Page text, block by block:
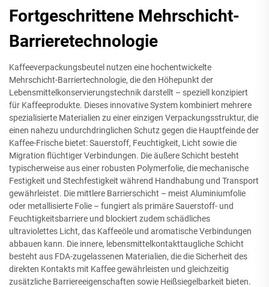
Fortgeschrittene Mehrschicht-
Barrieretechnologie
Kaffeeverpackungsbeutel nutzen eine hochentwickelte
Mehrschicht-Barriertechnologie, die den Höhepunkt der
Lebensmittelkonservierungstechnik darstellt – speziell konzipiert
für Kaffeeprodukte. Dieses innovative System kombiniert mehrere
spezialisierte Materialien zu einer einzigen Verpackungsstruktur, die
einen nahezu undurchdringlichen Schutz gegen die Hauptfeinde der
Kaffee-Frische bietet: Sauerstoff, Feuchtigkeit, Licht sowie die
Migration flüchtiger Verbindungen. Die äußere Schicht besteht
typischerweise aus einer robusten Polymerfolie, die mechanische
Festigkeit und Stechfestigkeit während Handhabung und Transport
gewährleistet. Die mittlere Barrierschicht – meist Aluminiumfolie
oder metallisierte Folie – fungiert als primäre Sauerstoff- und
Feuchtigkeitsbarriere und blockiert zudem schädliches
ultraviolettes Licht, das Kaffeeöle und aromatische Verbindungen
abbauen kann. Die innere, lebensmittelkontakttaugliche Schicht
besteht aus FDA-zugelassenen Materialien, die die Sicherheit des
direkten Kontakts mit Kaffee gewährleisten und gleichzeitig
zusätzliche Barriereeigenschaften sowie Heißsiegelbarkeit bieten.